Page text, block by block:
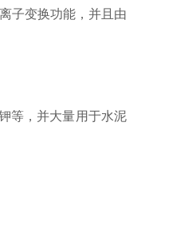
子变换功能，并且由
等，并大量用于水泥